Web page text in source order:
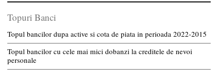
Topuri Banci
Topul bancilor dupa active si cota de piata in perioada 2022-2015
Topul bancilor cu cele mai mici dobanzi la creditele de nevoi
personale